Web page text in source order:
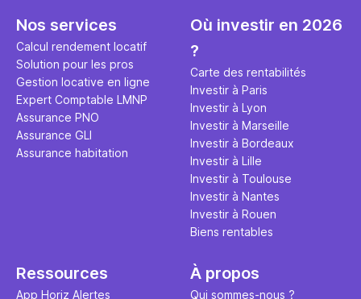
Nos services
Calcul rendement locatif
Solution pour les pros
Gestion locative en ligne
Expert Comptable LMNP
Assurance PNO
Assurance GLI
Assurance habitation
Où investir en 2026
?
Carte des rentabilités
Investir à Paris
Investir à Lyon
Investir à Marseille
Investir à Bordeaux
Investir à Lille
Investir à Toulouse
Investir à Nantes
Investir à Rouen
Biens rentables
Ressources
App Horiz Alertes
À propos
Qui sommes-nous ?